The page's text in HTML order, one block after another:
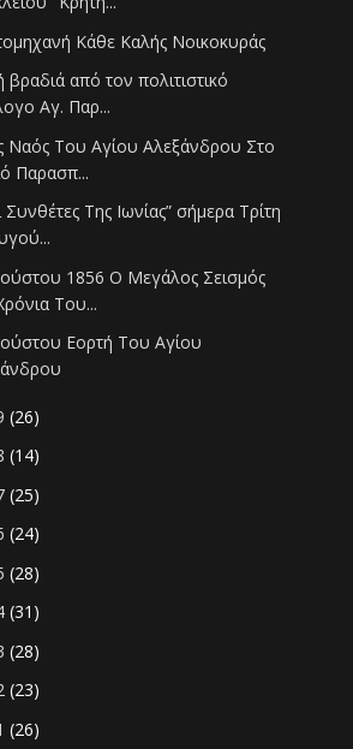
Κάθε Καλής Νοικοκυράς
βραδιά από τον πολιτιστικό
Αγ. Παρ...
Ναός Του Αγίου Αλεξάνδρου Στο
Παρασπ...
Συνθέτες Της Ιωνίας” σήμερα Τρίτη
1856 Ο Μεγάλος Σεισμός
Του...
Εορτή Του Αγίου
(26)
(14)
(25)
(24)
(28)
(31)
(28)
(23)
(26)